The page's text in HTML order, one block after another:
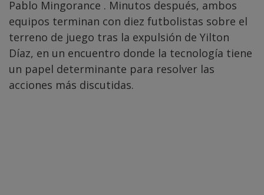
Pablo Mingorance . Minutos después, ambos
equipos terminan con diez futbolistas sobre el
terreno de juego tras la expulsión de Yilton
Díaz, en un encuentro donde la tecnología tiene
un papel determinante para resolver las
acciones más discutidas.